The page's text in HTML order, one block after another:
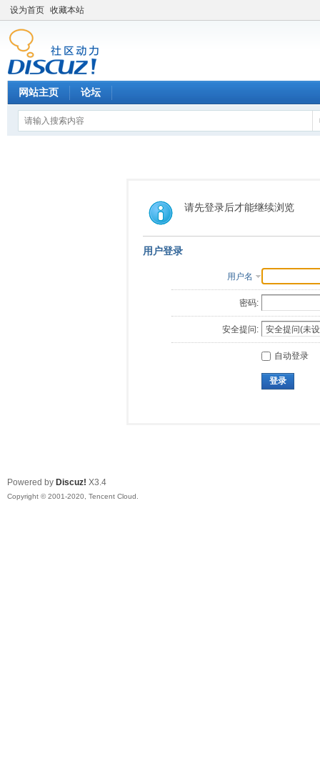
设为首页 收藏本站
网站主页 论坛
请先登录后才能继续浏览
用户登录
用户名
密码:
安全提问:
自动登录
登录
Powered by Discuz! X3.4
Copyright © 2001-2020, Tencent Cloud.